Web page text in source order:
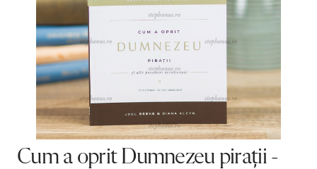
Cum a oprit Dumnezeu pirații -